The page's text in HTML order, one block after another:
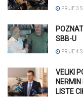
PRIJE 3
SBB-U
PRIJE 4
VELIKI
LISTE